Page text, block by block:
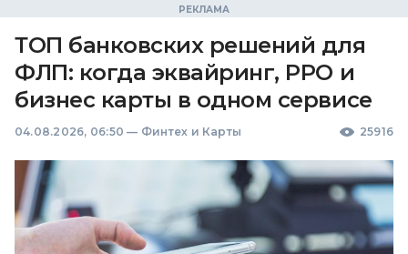
ТОП банковских решений для
ФЛП: когда эквайринг, РРО и
бизнес карты в одном сервисе
04.08.2026, 06:50 — Финтех и Карты 25916